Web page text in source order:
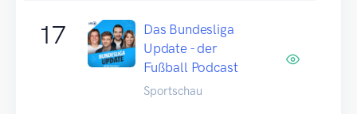
17
Das Bundesliga
Update - der
Fußball Podcast
Sportschau